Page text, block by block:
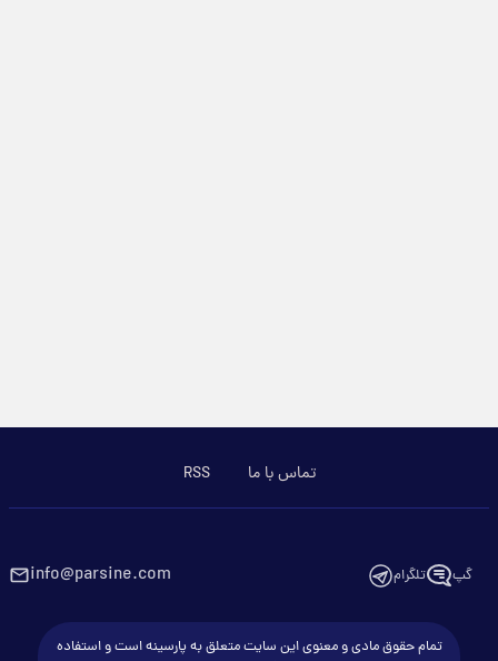
تماس با ما RSS
گپ تلگرام info@parsine.com
تمام حقوق مادی و معنوی این سایت متعلق به پارسینه است و استفاده